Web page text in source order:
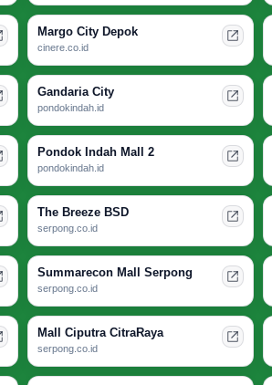
Margo City Depok
cinere.co.id
Gandaria City
pondokindah.id
Pondok Indah Mall 2
pondokindah.id
The Breeze BSD
serpong.co.id
Summarecon Mall Serpong
serpong.co.id
Mall Ciputra CitraRaya
serpong.co.id